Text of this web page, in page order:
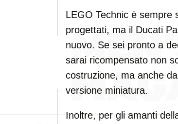
LEGO Technic è sempre
progettati, ma il Ducati
nuovo. Se sei pronto a
sarai ricompensato non
costruzione, ma anche
versione miniatura.
Inoltre, per gli amanti